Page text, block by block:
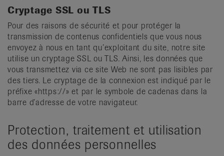
Cryptage SSL ou TLS
Pour des raisons de sécurité et pour protéger la
transmission de contenus confidentiels que vous nous
envoyez à nous en tant qu’exploitant du site, notre site
utilise un cryptage SSL ou TLS. Ainsi, les données que
vous transmettez via ce site Web ne sont pas lisibles par
des tiers. Le cryptage de la connexion est indiqué par le
préfixe «https://» et par le symbole de cadenas dans la
barre d’adresse de votre navigateur.
Protection, traitement et utilisation
des données personnelles